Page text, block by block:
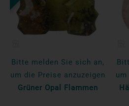
Bitte melden Sie sich an,
um die Preise anzuzeigen
Grüner Opal Flammen